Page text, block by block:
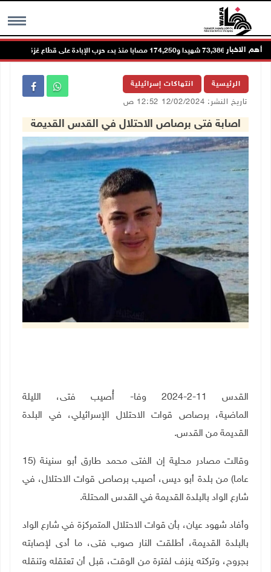
MENU أهم الاخبار73,386 شهيدا و174,250 مصابا منذ بدء حرب الإبادة على قطاع غزة
الرئيسية انتهاكات إسرائيلية
تاريخ النشر: 12/02/2024 12:52 ص
اصابة فتى برصاص الاحتلال في القدس القديمة
القدس 11-2-2024 وفا- أُصيب فتى، الليلة
الماضية، برصاص قوات الاحتلال الإسرائيلي، في البلدة
القديمة من القدس.
وقالت مصادر محلية إن
الفتى محمد طارق أبو سنينة (15
عاما) من بلدة أبو ديس، أصيب برصاص قوات الاحتلال، في
شارع الواد بالبلدة القديمة في القدس المحتلة.
وأفاد شهود عيان، بأن قوات الاحتلال المتمركزة في شارع الواد
بالبلدة القديمة، أطلقت النار صوب فتى، ما أدى لإصابته
بجروح، وتركته ينزف لفترة من الوقت، قبل أن تعتقله وتنقله